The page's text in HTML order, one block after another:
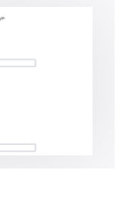
and pricing
market.